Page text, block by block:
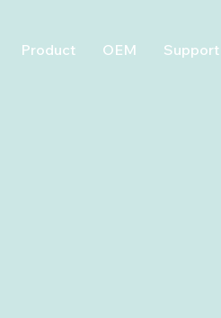
Product OEM Support